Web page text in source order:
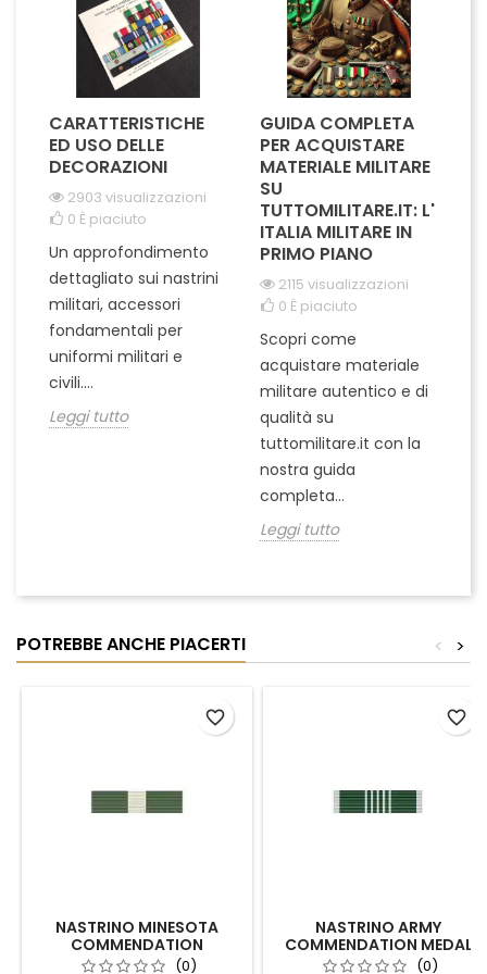
CARATTERISTICHE
ED USO DELLE
DECORAZIONI
2903 visualizzazioni
0 È piaciuto
Un approfondimento
dettagliato sui nastrini
militari, accessori
fondamentali per
uniformi militari e
civili....
Leggi tutto
GUIDA COMPLETA
PER ACQUISTARE
MATERIALE MILITARE
SU
TUTTOMILITARE.IT: L'
ITALIA MILITARE IN
PRIMO PIANO
2115 visualizzazioni
0 È piaciuto
Scopri come
acquistare materiale
militare autentico e di
qualità su
tuttomilitare.it con la
nostra guida
completa...
Leggi tutto
POTREBBE ANCHE PIACERTI >
<
NASTRINO MINESOTA
COMMENDATION
(0)
favorite_border
NASTRINO ARMY
COMMENDATION MEDAL
(0)
favorite_border